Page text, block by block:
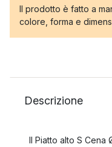
Il prodotto è fatto a
colore, forma e
Descrizione
Il Piatto alto S Cena